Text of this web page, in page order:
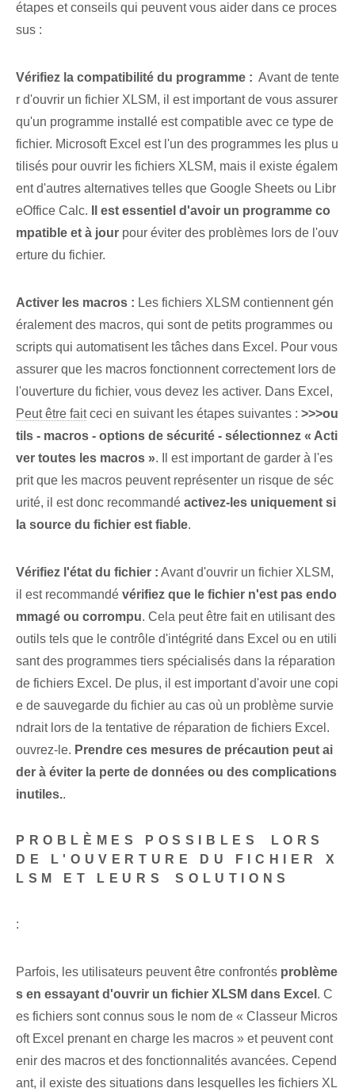
étapes et conseils qui peuvent vous aider dans ce proces
sus :
Vérifiez la compatibilité du programme : ⁤ Avant de tente
r d'ouvrir un fichier XLSM, il est important de vous assurer
qu'un programme installé est compatible avec ce type de
fichier. ​Microsoft Excel‌ est l'un des ⁤programmes les plus u
tilisés ⁢pour ouvrir les fichiers XLSM⁢, mais il existe égalem
ent d'autres alternatives telles que Google Sheets⁢ ou Libr
eOffice Calc.
Il est essentiel d'avoir un programme co
mpatible et à jour pour éviter‌ des problèmes⁢ lors de l'ouv
erture du fichier.
Activer les macros : Les fichiers XLSM contiennent gén
éralement des macros, qui sont de petits programmes ou
scripts qui automatisent les tâches dans Excel. Pour vous
assurer que les macros fonctionnent correctement lors de
l'ouverture du fichier, vous devez les activer. Dans Excel,
Peut être faitceci en suivant les étapes suivantes : >>>ou
tils - macros - options de sécurité‍ - sélectionnez « Acti
ver⁢ toutes les macros ». Il est important de garder à l'es
prit que les macros peuvent représenter un risque de séc
urité, il est donc recommandé activez-les uniquement si
la source du fichier est fiable.
Vérifiez l'état du fichier : Avant d'ouvrir un fichier ⁢XLSM,
il est recommandé vérifiez que le fichier n'est pas endo
mmagé ou corrompu. Cela peut être fait en utilisant des
outils tels que le contrôle d'intégrité dans Excel ou en utili
sant des programmes tiers spécialisés dans la réparation
de fichiers Excel. De plus, il est important d'avoir une copi
e de sauvegarde du fichier au cas où un problème survie
ndrait lors de la tentative de réparation de fichiers Excel.
ouvrez-le. Prendre ces mesures de précaution peut ai
der à éviter la perte de données ou des complications
inutiles..
PROBLÈMES POSSIBLES⁤ LORS
DE L'OUVERTURE DU FICHIER X
LSM ET LEURS⁤ SOLUTIONS
:
Parfois, les utilisateurs peuvent être confrontés problème
s en essayant d'ouvrir un fichier XLSM dans Excel . C
es fichiers sont connus sous le nom de « Classeur Micros
oft Excel prenant en charge les macros » et peuvent cont
enir des macros et des fonctionnalités avancées. Cepend
ant, il existe des situations dans lesquelles les fichiers XL